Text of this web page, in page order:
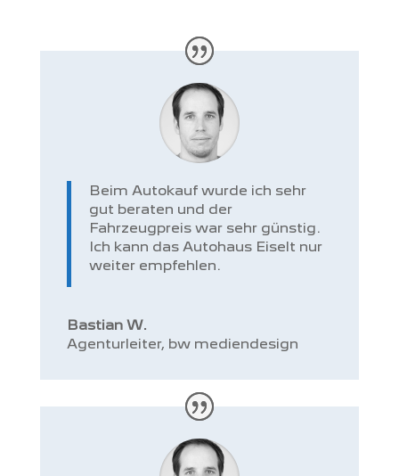
Beim Autokauf wurde ich sehr
gut beraten und der
Fahrzeugpreis war sehr günstig.
Ich kann das Autohaus Eiselt nur
weiter empfehlen.
Bastian W.
Agenturleiter, bw mediendesign